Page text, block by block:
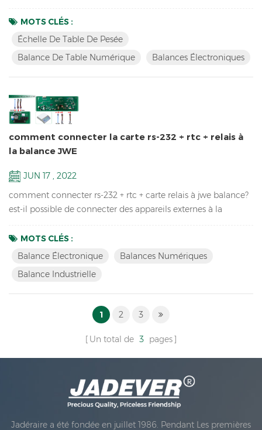
inférieure/supérieure · Réglage de la plage zéro et réglage du
filtre pour le comptage dans diverses conditions · Fonctions
d'accumulation ·RS-232/relais/Blue ...
MOTS CLÉS :
Échelle De Table De Pesée
Balance De Table Numérique
Balances Électroniques
comment connecter la carte rs-232 + rtc + relais à
la balance JWE
JUN 17 , 2022
comment connecter rs-232 + rtc + carte relais à jwe balance?
est-il possible de connecter des appareils externes à la
+ carte relais . cn6: c'est pour le commutateur cn4 : c'est pour
RS-232 CN5 : c'est pour RTC 1. câble link4 de RS-232
link3 du RTC connecte le connecteur CN5 sur l...
MOTS CLÉS :
Balance Électronique
Balances Numériques
Balance Industrielle
1 2 3
Un total de 3 pages
Jadéraire a été fondée en juillet 1986. Pendant Les premières